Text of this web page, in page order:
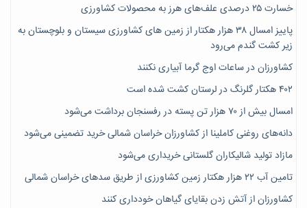
خسارت ۲۵ درصدی علف‌های هرز به محصولات کشاورزی
پاییز امسال ۳۸ هزار هکتار از زمین های کشاورزی سیستان و بلوچستان به
زیر کشت گندم می‌رود
کشاورزان در ساعات اوج گرما آبیاری نکنند
۴۰۲ هکتار گلرنگ در لرستان کشت شده است
امسال بیش از ۷۰ هزار تن پسته در رفسنجان برداشت می‌شود
دانه‌های روغنی کاملینا از کشاورزان خراسان شمالی خرید تضمینی می‌شود
مازاد تولید شالیکاران گلستانی خریداری می‌شود
تامین آب ۲۲ هزار هکتار زمین کشاورزی از طریق سدهای خراسان شمالی
کشاورزان از آتش زدن بقایای گیاهان خودداری کنند